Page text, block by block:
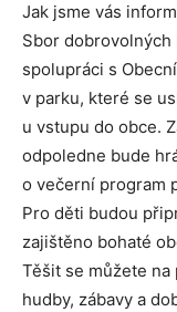
Jak jsme vás
Sbor dobrovolných
spolupráci s
v parku, které se
u vstupu do obce.
odpoledne bude
o večerní program
Pro děti budou
zajištěno bohaté
Těšit se můžete
hudby, zábavy a